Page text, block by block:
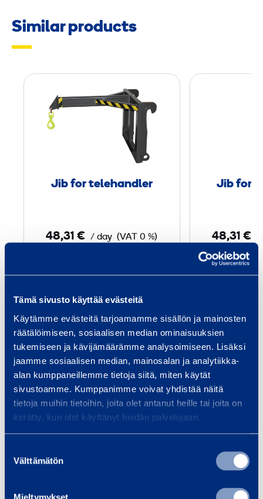
Tämä sivusto käyttää evästeitä
Käytämme evästeitä tarjoamamme sisällön ja mainosten
räätälöimiseen, sosiaalisen median ominaisuuksien
tukemiseen ja kävijämäärämme analysoimiseen. Lisäksi
jaamme sosiaalisen median, mainosalan ja analytiikka-
alan kumppaneillemme tietoja siitä, miten käytät
sivustoamme. Kumppanimme voivat yhdistää näitä
tietoja muihin tietoihin, joita olet antanut heille tai joita on
kerätty, kun olet käyttänyt heidän palvelujaan.
valinta
Välttämätön
Similar products
i
t
h
l
e
r
Jib for telehandler
48,31 € / day (VAT 0 %)
Jib for
48,31 €
Services
Transport and logistics
services sectors. Rent flexibly,